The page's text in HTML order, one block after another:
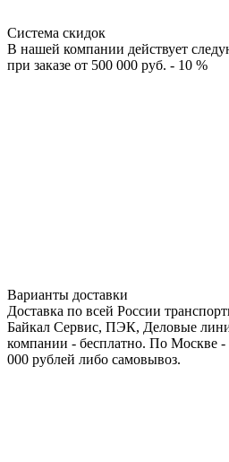
Система скидок
В нашей компании действует
при заказе от 500 000 руб. - 10 %
Варианты доставки
Доставка по всей России
Байкал Сервис, ПЭК, Деловые
компании - бесплатно. По Москве -
000 рублей либо самовывоз.